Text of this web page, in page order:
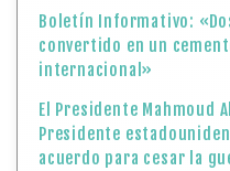
Boletín Informativo:
convertido en un
internacional»
El Presidente Mahmoud
Presidente
acuerdo para cesar la